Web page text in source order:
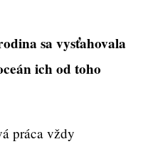
sa vysťahovala
ich od toho
práca vždy